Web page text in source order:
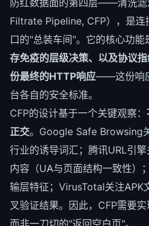
防红数据面的第四层——清洗滤
Filtrate Pipeline, CFP），是连
口的"总装车间"。它的核心功能
存免疫的层级决策、以及协议
份最终的HTTP响应——这份响
台各自的安全标准。
CFP的设计基于一个关键观察：
正交。Google Safe Browsing
行业的诱导词汇；腾讯URL引
内容（UA与页面结构一致性）
输层特征；VirusTotal关注APK
叉验证结果。因此，CFP需要实